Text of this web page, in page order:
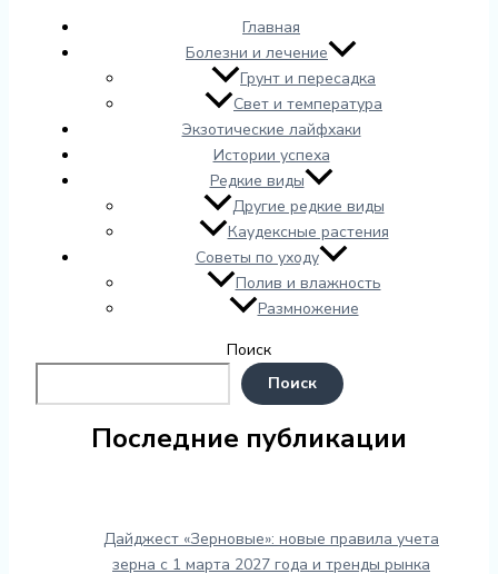
Главная
Болезни и лечение
Грунт и пересадка
Свет и температура
Экзотические лайфхаки
Истории успеха
Редкие виды
Другие редкие виды
Каудексные растения
Советы по уходу
Полив и влажность
Размножение
Поиск
Поиск
Последние публикации
Дайджест «Зерновые»: новые правила учета
зерна с 1 марта 2027 года и тренды рынка